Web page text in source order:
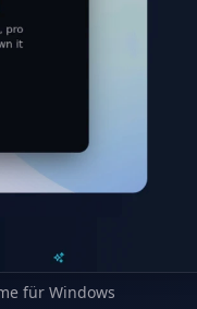
für Windows